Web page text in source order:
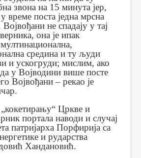
звона на 15 минута јер,
време поста једна мрсна
не спадају у тај
она је ипак
средина и ту људи
и ускогруди; мислим, ако
у Војводини више посте
Војвођани – рекао је
Цркве и
портала наводи и случај
патријарха Порфирија са
и рударства
Хандановић.